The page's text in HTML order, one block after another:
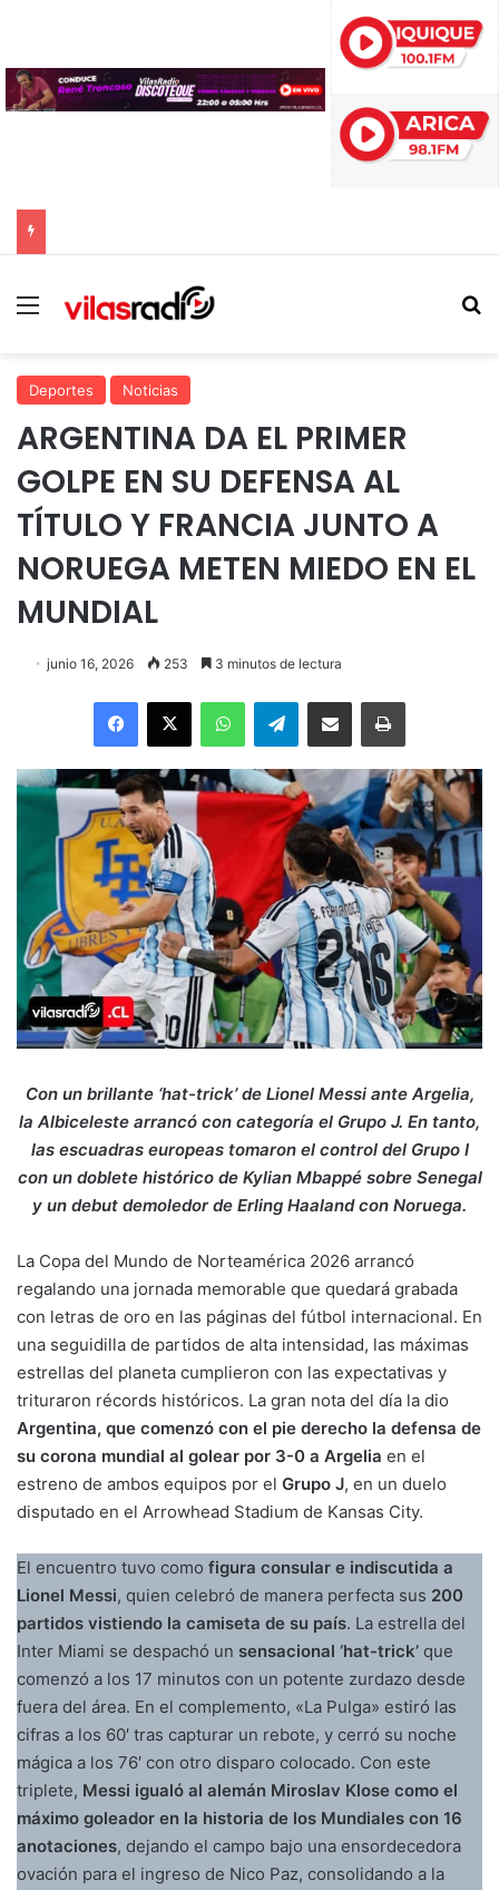
Menú
Deportes Noticias
ARGENTINA DA EL PRIMER
GOLPE EN SU DEFENSA AL
TÍTULO Y FRANCIA JUNTO A
NORUEGA METEN MIEDO EN EL
MUNDIAL
junio 16, 2026 253 3 minutos de lectura
Facebook
X WhatsAppTelegramEnviar vía email Imprimir
Con un brillante ‘hat-trick’ de Lionel Messi ante Argelia,
la Albiceleste arrancó con categoría el Grupo J. En tanto,
las escuadras europeas tomaron el control del Grupo I
con un doblete histórico de Kylian Mbappé sobre Senegal
y un debut demoledor de Erling Haaland con Noruega.
La Copa del Mundo de Norteamérica 2026 arrancó
regalando una jornada memorable que quedará grabada
con letras de oro en las páginas del fútbol internacional. En
una seguidilla de partidos de alta intensidad, las máximas
estrellas del planeta cumplieron con las expectativas y
trituraron récords históricos. La gran nota del día la dio
Argentina, que comenzó con el pie derecho la defensa de
su corona mundial al golear por 3-0 a Argelia en el
estreno de ambos equipos por el Grupo J, en un duelo
disputado en el Arrowhead Stadium de Kansas City.
El encuentro tuvo como figura consular e indiscutida a
Lionel Messi, quien celebró de manera perfecta sus 200
partidos vistiendo la camiseta de su país. La estrella del
Inter Miami se despachó un sensacional ‘hat-trick’ que
comenzó a los 17 minutos con un potente zurdazo desde
fuera del área. En el complemento, «La Pulga» estiró las
cifras a los 60′ tras capturar un rebote, y cerró su noche
mágica a los 76′ con otro disparo colocado. Con este
triplete, Messi igualó al alemán Miroslav Klose como el
máximo goleador en la historia de los Mundiales con 16
anotaciones, dejando el campo bajo una ensordecedora
ovación para el ingreso de Nico Paz, consolidando a la